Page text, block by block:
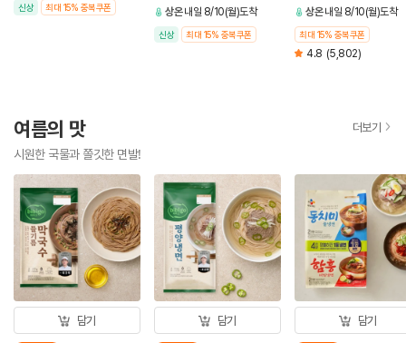
신상 최대 15% 중복쿠폰 상온 내일 8/10(월)도착
신상 최대 15% 중복쿠폰
상온 내일 8/10(월)도착
최대 15% 중복쿠폰
4.8 (5,802)
여름의 맛
시원한 국물과 쫄깃한 면발!
더보기
담기 담기 담기